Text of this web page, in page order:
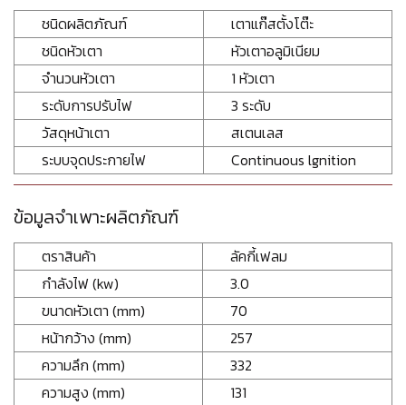
ชนิดผลิตภัณฑ์
เตาแก๊สตั้งโต๊ะ
ชนิดหัวเตา
หัวเตาอลูมิเนียม
จำนวนหัวเตา
1 หัวเตา
ระดับการปรับไฟ
3 ระดับ
วัสดุหน้าเตา
สเตนเลส
ระบบจุดประกายไฟ
Continuous lgnition
ข้อมูลจำเพาะผลิตภัณฑ์
ตราสินค้า
ลัคกี้เฟลม
กำลังไฟ (kw)
3.0
ขนาดหัวเตา (mm)
70
หน้ากว้าง (mm)
257
ความลึก (mm)
332
ความสูง (mm)
131